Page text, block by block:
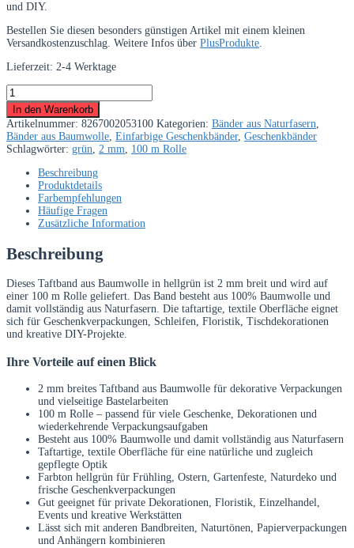
und DIY.
Bestellen Sie diesen besonders günstigen Artikel mit einem kleinen
Versandkostenzuschlag. Weitere Infos über PlusProdukte.
Lieferzeit: 2-4 Werktage
Taftband
aus
Baumwolle
hellgrün
2
mm
Rolle
Menge
In den Warenkorb
Artikelnummer: 8267002053100 Kategorien: Bänder aus Naturfasern,
Bänder aus Baumwolle, Einfarbige Geschenkbänder, Geschenkbänder
Schlagwörter: grün, 2 mm, 100 m Rolle
Beschreibung
Produktdetails
Farbempfehlungen
Häufige Fragen
Zusätzliche Information
Beschreibung
Dieses Taftband aus Baumwolle in hellgrün ist 2 mm breit und wird auf
einer 100 m Rolle geliefert. Das Band besteht aus 100% Baumwolle und
damit vollständig aus Naturfasern. Die taftartige, textile Oberfläche eignet
sich für Geschenkverpackungen, Schleifen, Floristik, Tischdekorationen
und kreative DIY-Projekte.
Ihre Vorteile auf einen Blick
2 mm breites Taftband aus Baumwolle für dekorative Verpackungen
und vielseitige Bastelarbeiten
100 m Rolle – passend für viele Geschenke, Dekorationen und
wiederkehrende Verpackungsaufgaben
Besteht aus 100% Baumwolle und damit vollständig aus Naturfasern
Taftartige, textile Oberfläche für eine natürliche und zugleich
gepflegte Optik
Farbton hellgrün für Frühling, Ostern, Gartenfeste, Naturdeko und
frische Geschenkverpackungen
Gut geeignet für private Dekorationen, Floristik, Einzelhandel,
Events und kreative Werkstätten
Lässt sich mit anderen Bandbreiten, Naturtönen, Papierverpackungen
und Anhängern kombinieren